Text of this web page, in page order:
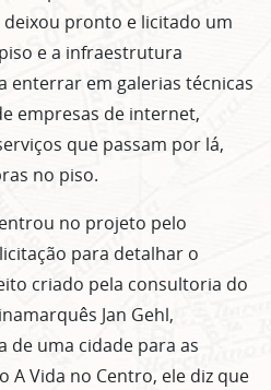
deixou pronto e licitado um
e a infraestrutura
enterrar em galerias técnicas
empresas de internet,
que passam por lá,
no piso.
no projeto pelo
para detalhar o
criado pela consultoria do
Jan Gehl,
de uma cidade para as
A Vida no Centro, ele diz que